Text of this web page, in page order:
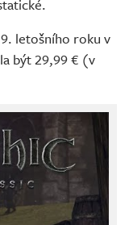
letošního roku v
být 29,99 € (v